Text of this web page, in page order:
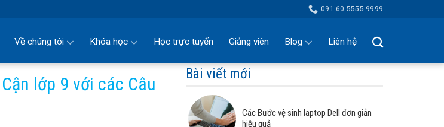
091.60.5555.9999
Về chúng tôi Khóa học Học trực tuyến Giảng viên Blog Liên hệ
lớp 9 với các Câu
Bài viết mới
Các Bước vệ sinh laptop Dell đơn giản
hiệu quả